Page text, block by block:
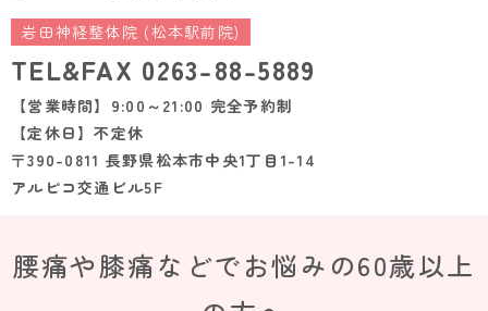
岩田神経整体院 (松本駅前院)
TEL&FAX 0263-88-5889
【営業時間】9:00～21:00 完全予約制
【定休日】不定休
〒390-0811 長野県松本市中央1丁目1-14
アルピコ交通ビル5F
腰痛や膝痛などでお悩みの60歳以上